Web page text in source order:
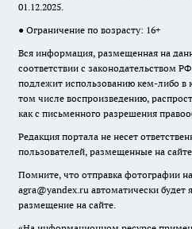
01.12.2025.
● Ограничение по возрасту: 16+
Вся информация, размещенная на
соответствии с законодательством
подлежит использованию кем-либо в
том числе воспроизведению,
как с письменного разрешения
Редакция портала не несет
пользователей, размещенные на
Помните, что отправка фотографии
agra@yandex.ru автоматически будет
размещение на сайте.